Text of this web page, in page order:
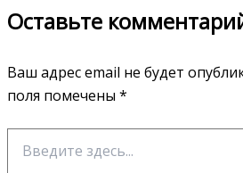
Оставьте
Ваш адрес email не будет
поля помечены *
здесь...